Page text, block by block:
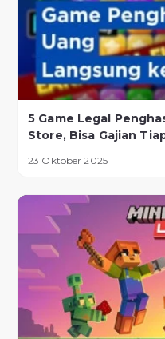
5 Game Legal
Store, Bisa Gajian
23 Oktober 2025